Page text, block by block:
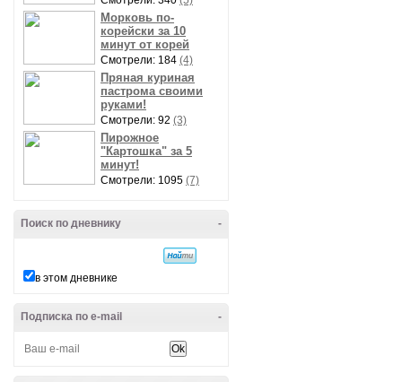
Морковь по-
корейски за 10
минут от корей
Смотрели: 184 (4)
Пряная куриная
пастрома своими
руками!
Смотрели: 92 (3)
Пирожное
"Картошка" за 5
минут!
Смотрели: 1095 (7)
-
Поиск по дневнику
в этом дневнике
-
Подписка по e-mail